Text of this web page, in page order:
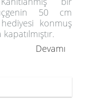
50 cm
konmuş
Devamı